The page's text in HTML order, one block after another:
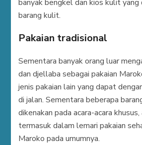
banyak bengkel dan kios kulit yang
barang kulit.
Pakaian tradisional
Sementara banyak orang luar
dan djellaba sebagai pakaian
jenis pakaian lain yang dapat
di jalan. Sementara beberapa
dikenakan pada acara-acara
termasuk dalam lemari pakaian
Maroko pada umumnya.